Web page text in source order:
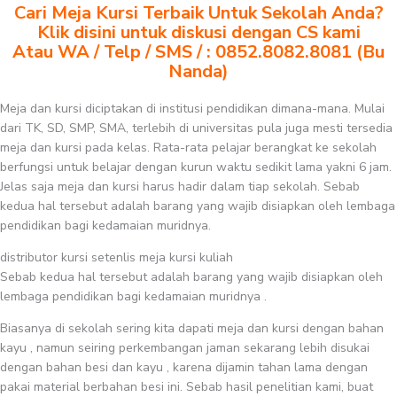
Cari Meja Kursi Terbaik Untuk Sekolah Anda?
Klik disini untuk diskusi dengan CS kami
Atau WA / Telp / SMS / : 0852.8082.8081 (Bu
Nanda)
Meja dan kursi diciptakan di institusi pendidikan dimana-mana. Mulai
dari TK, SD, SMP, SMA, terlebih di universitas pula juga mesti tersedia
meja dan kursi pada kelas. Rata-rata pelajar berangkat ke sekolah
berfungsi untuk belajar dengan kurun waktu sedikit lama yakni 6 jam.
Jelas saja meja dan kursi harus hadir dalam tiap sekolah. Sebab
kedua hal tersebut adalah barang yang wajib disiapkan oleh lembaga
pendidikan bagi kedamaian muridnya.
distributor kursi setenlis meja kursi kuliah
Sebab kedua hal tersebut adalah barang yang wajib disiapkan oleh
lembaga pendidikan bagi kedamaian muridnya .
Biasanya di sekolah sering kita dapati meja dan kursi dengan bahan
kayu , namun seiring perkembangan jaman sekarang lebih disukai
dengan bahan besi dan kayu , karena dijamin tahan lama dengan
pakai material berbahan besi ini. Sebab hasil penelitian kami, buat